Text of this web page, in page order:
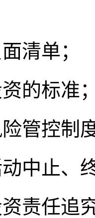
清单；
资的标准
险管控制
动中止、
资责任追